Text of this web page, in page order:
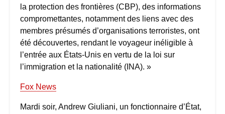
la protection des frontières (CBP), des informations
compromettantes, notamment des liens avec des
membres présumés d’organisations terroristes, ont
été découvertes, rendant le voyageur inéligible à
l’entrée aux États-Unis en vertu de la loi sur
l’immigration et la nationalité (INA). »
Fox News
Mardi soir, Andrew Giuliani, un fonctionnaire d’État,